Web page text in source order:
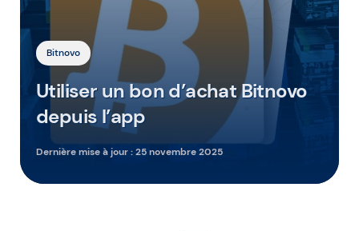
Bitnovo
Utiliser un bon d’achat Bitnovo
depuis l’app
Dernière mise à jour :25 novembre 2025